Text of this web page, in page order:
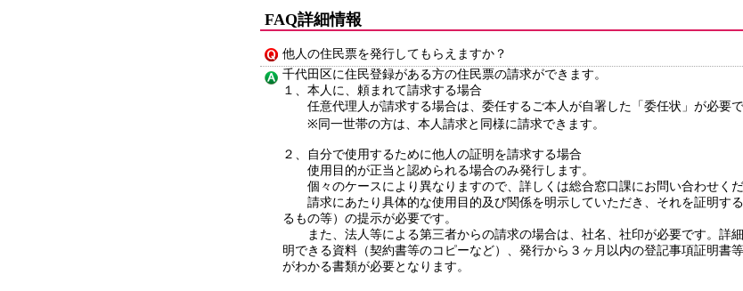
FAQ詳細情報
他人の住民票を発行してもらえますか？
千代田区に住民登録がある方の住民票の請求ができます。
１、本人に、頼まれて請求する場合
任意代理人が請求する場合は、委任するご本人が自署した「委任状」が必要で
※同一世帯の方は、本人請求と同様に請求できます。
２、自分で使用するために他人の証明を請求する場合
使用目的が正当と認められる場合のみ発行します。
個々のケースにより異なりますので、詳しくは総合窓口課にお問い合わせくだ
請求にあたり具体的な使用目的及び関係を明示していただき、それを証明す
るもの等）の提示が必要です。
また、法人等による第三者からの請求の場合は、社名、社印が必要です。詳
明できる資料（契約書等のコピーなど）、発行から３ヶ月以内の登記事項証明書
がわかる書類が必要となります。